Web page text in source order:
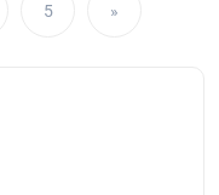
5 »